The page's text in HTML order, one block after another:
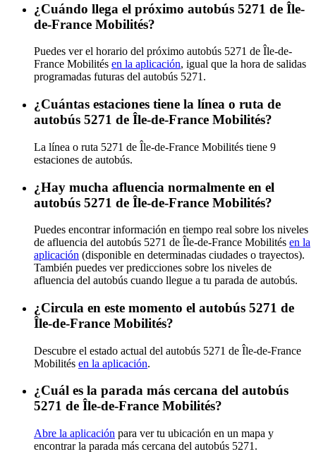
¿Cuándo llega el próximo autobús 5271 de Île-
de-France Mobilités?
Puedes ver el horario del próximo autobús 5271 de Île-de-
France Mobilités en la aplicación, igual que la hora de salidas
programadas futuras del autobús 5271.
¿Cuántas estaciones tiene la línea o ruta de
autobús 5271 de Île-de-France Mobilités?
La línea o ruta 5271 de Île-de-France Mobilités tiene 9
estaciones de autobús.
¿Hay mucha afluencia normalmente en el
autobús 5271 de Île-de-France Mobilités?
Puedes encontrar información en tiempo real sobre los niveles
de afluencia del autobús 5271 de Île-de-France Mobilités en la
aplicación (disponible en determinadas ciudades o trayectos).
También puedes ver predicciones sobre los niveles de
afluencia del autobús cuando llegue a tu parada de autobús.
¿Circula en este momento el autobús 5271 de
Île-de-France Mobilités?
Descubre el estado actual del autobús 5271 de Île-de-France
Mobilités en la aplicación.
¿Cuál es la parada más cercana del autobús
5271 de Île-de-France Mobilités?
Abre la aplicación para ver tu ubicación en un mapa y
encontrar la parada más cercana del autobús 5271.